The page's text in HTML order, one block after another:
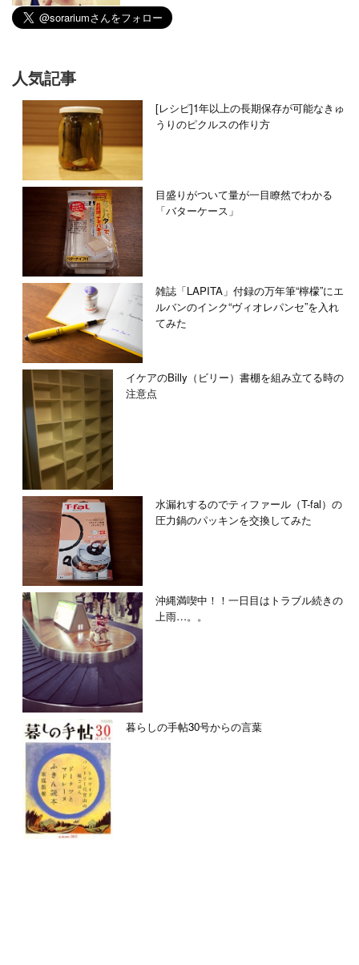
人気記事
[レシピ]1年以上の長期保存が可能なきゅ
うりのピクルスの作り方
目盛りがついて量が一目瞭然でわかる
「バターケース」
雑誌「LAPITA」付録の万年筆“檸檬”にエ
ルバンのインク“ヴィオレパンセ”を入れ
てみた
イケアのBilly（ビリー）書棚を組み立てる時の
注意点
水漏れするのでティファール（T-fal）の
圧力鍋のパッキンを交換してみた
沖縄満喫中！！一日目はトラブル続きの
上雨…。。
暮らしの手帖30号からの言葉